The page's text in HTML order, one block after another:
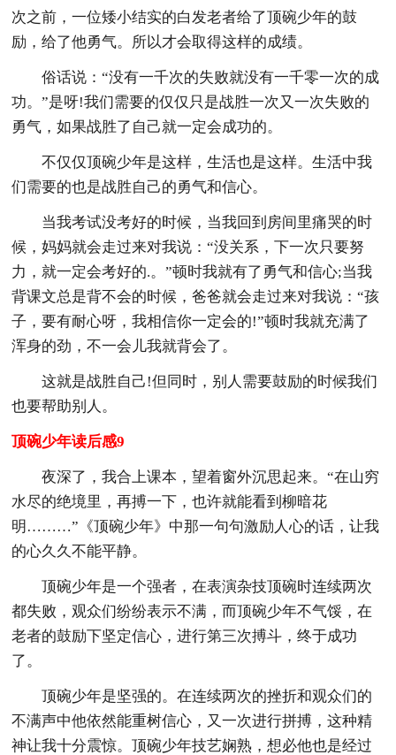
次之前，一位矮小结实的白发老者给了顶碗少年的鼓
励，给了他勇气。所以才会取得这样的成绩。
俗话说：“没有一千次的失败就没有一千零一次的成
功。”是呀!我们需要的仅仅只是战胜一次又一次失败的
勇气，如果战胜了自己就一定会成功的。
不仅仅顶碗少年是这样，生活也是这样。生活中我
们需要的也是战胜自己的勇气和信心。
当我考试没考好的时候，当我回到房间里痛哭的时
候，妈妈就会走过来对我说：“没关系，下一次只要努
力，就一定会考好的.。”顿时我就有了勇气和信心;当我
背课文总是背不会的时候，爸爸就会走过来对我说：“孩
子，要有耐心呀，我相信你一定会的!”顿时我就充满了
浑身的劲，不一会儿我就背会了。
这就是战胜自己!但同时，别人需要鼓励的时候我们
也要帮助别人。
顶碗少年读后感9
夜深了，我合上课本，望着窗外沉思起来。“在山穷
水尽的绝境里，再搏一下，也许就能看到柳暗花
明………”《顶碗少年》中那一句句激励人心的话，让我
的心久久不能平静。
顶碗少年是一个强者，在表演杂技顶碗时连续两次
都失败，观众们纷纷表示不满，而顶碗少年不气馁，在
老者的鼓励下坚定信心，进行第三次搏斗，终于成功
了。
顶碗少年是坚强的。在连续两次的挫折和观众们的
不满声中他依然能重树信心，又一次进行拼搏，这种精
神让我十分震惊。顶碗少年技艺娴熟，想必他也是经过